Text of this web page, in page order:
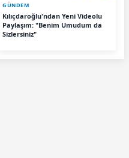
GÜNDEM
Kılıçdaroğlu'ndan Yeni Videolu
Paylaşım: "Benim Umudum da
Sizlersiniz"